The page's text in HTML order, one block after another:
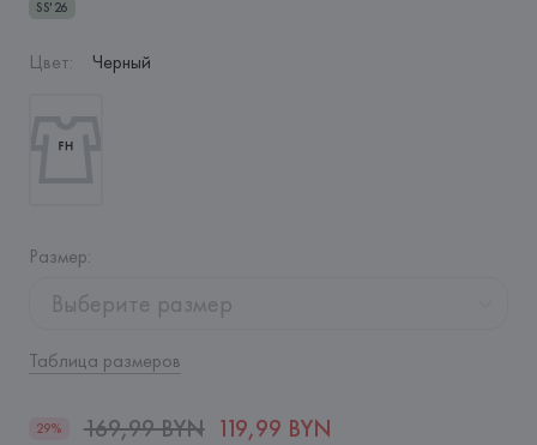
SS'26
Цвет: Черный
Размер:
Выберите размер
Таблица размеров
29% 169,99 BYN 119,99 BYN